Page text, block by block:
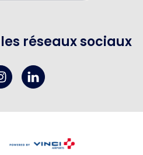
réseaux sociaux